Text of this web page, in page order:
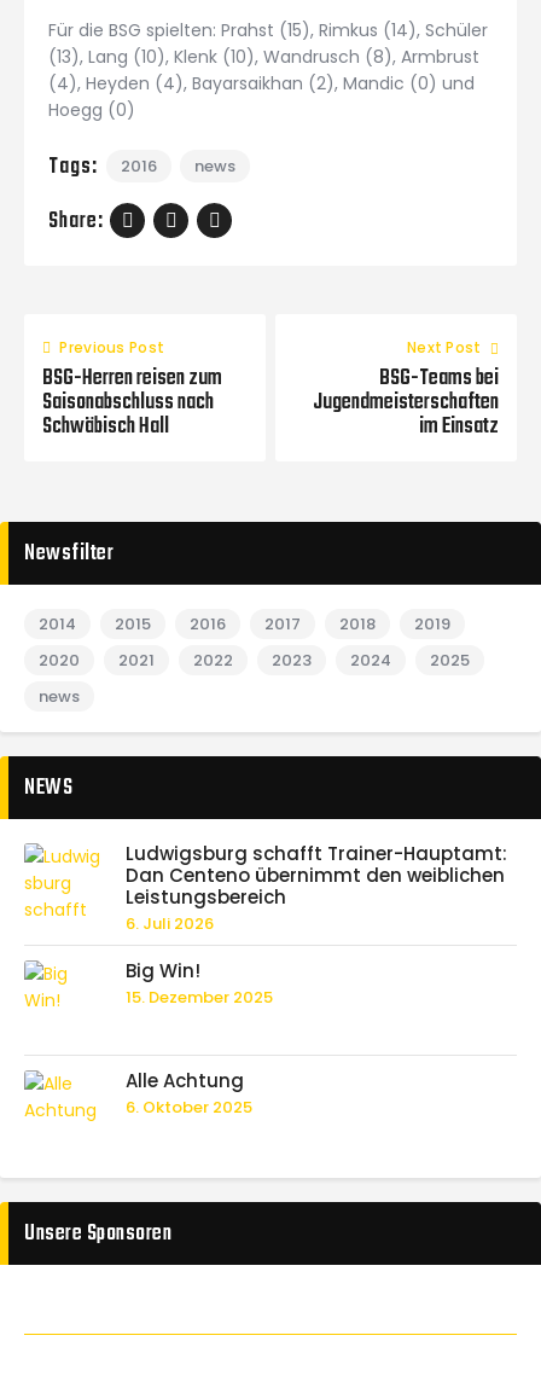
Für die BSG spielten: Prahst (15), Rimkus (14), Schüler
(13), Lang (10), Klenk (10), Wandrusch (8), Armbrust
(4), Heyden (4), Bayarsaikhan (2), Mandic (0) und
Hoegg (0)
Tags: 2016 news
Share:
Previous Post
BSG-Herren reisen zum
Saisonabschluss nach
Schwäbisch Hall
Next Post
BSG-Teams bei
Jugendmeisterschaften
im Einsatz
Newsfilter
2014 2015 2016 2017 2018
2019
2020
2021 2022 2023 2024
2025
news
NEWS
Ludwigsburg schafft Trainer-Hauptamt:
Dan Centeno übernimmt den weiblichen
Leistungsbereich
6. Juli 2026
Big Win!
15. Dezember 2025
Alle Achtung
6. Oktober 2025
Unsere Sponsoren